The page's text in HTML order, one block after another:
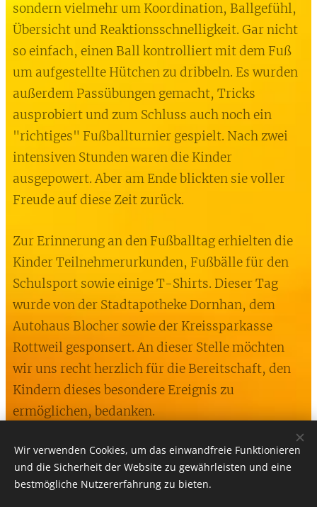
sondern vielmehr um Koordination, Ballgefühl,
Übersicht und Reaktionsschnelligkeit. Gar nicht
so einfach, einen Ball kontrolliert mit dem Fuß
um aufgestellte Hütchen zu dribbeln. Es wurden
außerdem Passübungen gemacht, Tricks
ausprobiert und zum Schluss auch noch ein
"richtiges" Fußballturnier gespielt. Nach zwei
intensiven Stunden waren die Kinder
ausgepowert. Aber am Ende blickten sie voller
Freude auf diese Zeit zurück.
Zur Erinnerung an den Fußballtag erhielten die
Kinder Teilnehmerurkunden, Fußbälle für den
Schulsport sowie einige T-Shirts. Dieser Tag
wurde von der Stadtapotheke Dornhan, dem
Autohaus Blocher sowie der Kreissparkasse
Rottweil gesponsert. An dieser Stelle möchten
wir uns recht herzlich für die Bereitschaft, den
Kindern dieses besondere Ereignis zu
ermöglichen, bedanken.
Wir verwenden Cookies, um das einwandfreie Funktionieren
und die Sicherheit der Website zu gewährleisten und eine
bestmögliche Nutzererfahrung zu bieten.